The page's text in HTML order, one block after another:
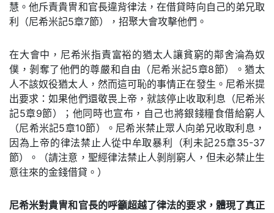
慧。他斥責貴冑和官長違背律法，在借貸時向自己的弟兄取
利（尼希米記5章7節），招聚大會攻擊他們。
在大會中，尼希米指責富裕的猶太人讓貧窮的鄰舍淪為奴
僕，剝奪了他們的尊嚴和自由（尼希米記5章8節）。猶太
人不該奴役猶太人，然而這可恥的事情正在發生。尼希米提
出要求：如果他們還敬畏上帝，就該停止收取利息（尼希米
記5章9節）；他同時也宣布，自己也將銀錢糧食借給窮人
（尼希米記5章10節）。尼希米禁止眾人向弟兄收取利息，
因為上帝的律法禁止人從中牟取暴利（利未記25章35-37
節）。（請注意，聖經律法禁止人剝削窮人，但未必禁止生
意往來的金錢借貸。）
尼希米對貴冑和官長的呼籲超越了律法的要求，體現了真正